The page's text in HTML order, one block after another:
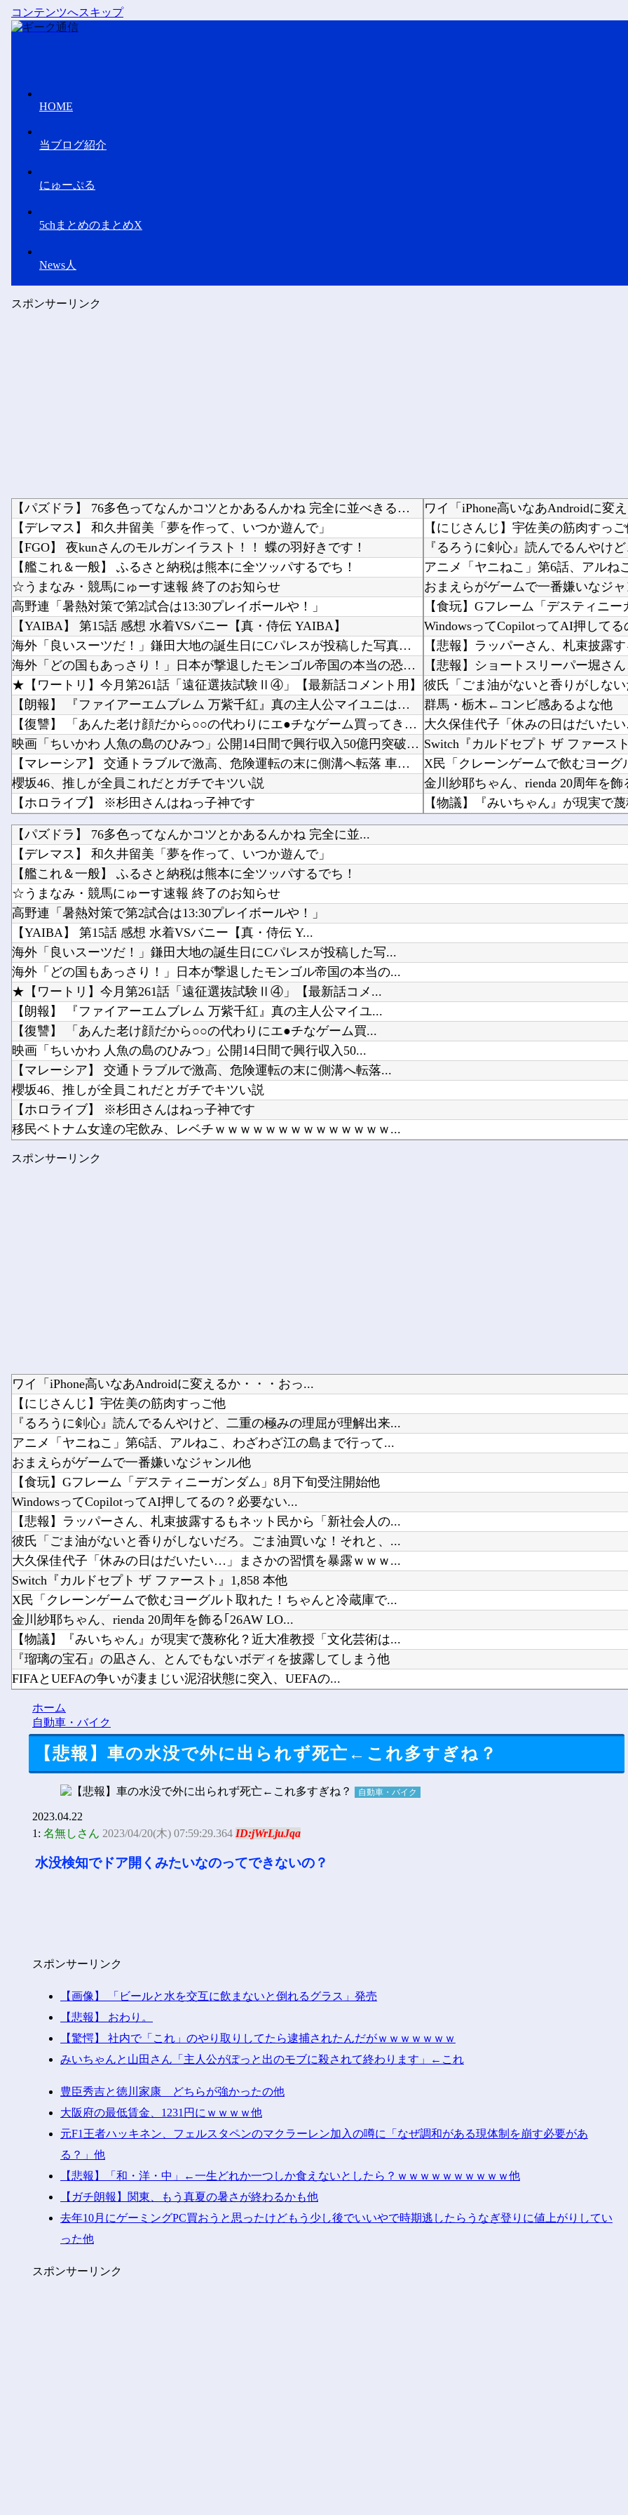
コンテンツへスキップ
HOME
当ブログ紹介
にゅーぷる
5chまとめのまとめX
News人
スポンサーリンク
【パズドラ】 76多色ってなんかコツとかあるんかね 完全に並べきるには15秒では足りないわ
【デレマス】 和久井留美「夢を作って、いつか遊んで」
【FGO】 夜kunさんのモルガンイラスト！！ 蝶の羽好きです！
【艦これ＆一般】 ふるさと納税は熊本に全ツッパするでち！
☆うまなみ・競馬にゅーす速報 終了のお知らせ
高野連「暑熱対策で第2試合は13:30プレイボールや！」
【YAIBA】 第15話 感想 水着VSバニー【真・侍伝 YAIBA】
海外「良いスーツだ！」鎌田大地の誕生日にCパレスが投稿した写真に海外大騒ぎ！（海外の反応）
海外「どの国もあっさり！」日本が撃退したモンゴル帝国の本当の恐ろしさに海外が大騒ぎ
★【ワートリ】今月第261話「遠征選抜試験Ⅱ④」【最新話コメント用】
【朗報】 『ファイアーエムブレム 万紫千紅』真の主人公マイユニはキャラメイクが可能
【復讐】 「あんた老け顔だから○○の代わりにエ●チなゲーム買ってきてあげてよ」と言われて弟...
映画「ちいかわ 人魚の島のひみつ」公開14日間で興行収入50億円突破 最終興収102.8億...
【マレーシア】 交通トラブルで激高、危険運転の末に側溝へ転落 車は大破、男に重い法的責任も
櫻坂46、推しが全員これだとガチでキツい説
【ホロライブ】 ※杉田さんはねっ子神です
移民ベトナム女達の宅飲み、レベチｗｗｗｗｗｗｗｗｗｗｗｗｗｗｗｗｗｗｗｗｗｗｗｗ
F1ハンガリーGPのアストンマーチンの改善にパパストロール興奮「工場の男子＆女子の努力のお...
【熊本】 飲食店の床から「温水が噴出」…温度は40℃程度、熱いお湯が湧き出している模様
Powered by livedoor 相互RSS
【にじさんじ】宇佐美の筋肉すっ
おまえらがゲームで一番嫌いなジ
【食玩】Gフレーム「デスティニ
WindowsってCopilotってAI押して
群馬・栃木←コンビ感あるよな他
大久保佳代子「休みの日はだいた
Switch『カルドセプト ザ ファース
『瑠璃の宝石』の凪さん、とんで
【ウマ娘】ルラちは、あの性格で
【Vtuber】中日5位うおおおおおお
【パズドラ】 76多色ってなんかコツとかあるんかね 完全に並...
【デレマス】 和久井留美「夢を作って、いつか遊んで」
【艦これ＆一般】 ふるさと納税は熊本に全ツッパするでち！
☆うまなみ・競馬にゅーす速報 終了のお知らせ
高野連「暑熱対策で第2試合は13:30プレイボールや！」
【YAIBA】 第15話 感想 水着VSバニー【真・侍伝 Y...
海外「良いスーツだ！」鎌田大地の誕生日にCパレスが投稿した写...
海外「どの国もあっさり！」日本が撃退したモンゴル帝国の本当の...
★【ワートリ】今月第261話「遠征選抜試験Ⅱ④」【最新話コメ...
【朗報】 『ファイアーエムブレム 万紫千紅』真の主人公マイユ...
【復讐】 「あんた老け顔だから○○の代わりにエ●チなゲーム買...
映画「ちいかわ 人魚の島のひみつ」公開14日間で興行収入50...
【マレーシア】 交通トラブルで激高、危険運転の末に側溝へ転落...
櫻坂46、推しが全員これだとガチでキツい説
【ホロライブ】 ※杉田さんはねっ子神です
移民ベトナム女達の宅飲み、レベチｗｗｗｗｗｗｗｗｗｗｗｗｗｗ...
【熊本】 飲食店の床から「温水が噴出」…温度は40℃程度、熱...
スポンサーリンク
ワイ「iPhone高いなあAndroidに変えるか・・・おっ...
【にじさんじ】宇佐美の筋肉すっご他
『るろうに剣心』読んでるんやけど、二重の極みの理屈が理解出来...
アニメ「ヤニねこ」第6話、アルねこ、わざわざ江の島まで行って...
おまえらがゲームで一番嫌いなジャンル他
【食玩】Gフレーム「デスティニーガンダム」8月下旬受注開始他
WindowsってCopilotってAI押してるの？必要ない...
【悲報】ラッパーさん、札束披露するもネット民から「新社会人の...
彼氏「ごま油がないと香りがしないだろ。ごま油買いな！それと、...
大久保佳代子「休みの日はだいたい…」まさかの習慣を暴露ｗｗｗ...
Switch『カルドセプト ザ ファースト』1,858 本他
X民「クレーンゲームで飲むヨーグルト取れた！ちゃんと冷蔵庫で...
金川紗耶ちゃん、rienda 20周年を飾る｢26AW LO...
【物議】『みいちゃん』が現実で蔑称化？近大准教授「文化芸術は...
『瑠璃の宝石』の凪さん、とんでもないボディを披露してしまう他
FIFAとUEFAの争いが凄まじい泥沼状態に突入、UEFAの...
【Vtuber】中日5位うおおおおおおおおおおおおおおおお他
ホーム
自動車・バイク
【悲報】車の水没で外に出られず死亡←これ多すぎね？
自動車・バイク
2023.04.22
1: 名無しさん 2023/04/20(木) 07:59:29.364 ID:jWrLjuJqa
水没検知でドア開くみたいなのってできないの？
スポンサーリンク
【画像】 「ビールと水を交互に飲まないと倒れるグラス」発売
【悲報】 おわり。
【驚愕】 社内で「これ」のやり取りしてたら逮捕されたんだがｗｗｗｗｗｗｗ
みいちゃんと山田さん「主人公がぽっと出のモブに殺されて終わります」←これ
豊臣秀吉と徳川家康 どちらが強かったの他
大阪府の最低賃金、1231円にｗｗｗｗ他
元F1王者ハッキネン、フェルスタペンのマクラーレン加入の噂に「なぜ調和がある現体制を崩す必要があ
る？」他
【悲報】「和・洋・中」←一生どれか一つしか食えないとしたら？ｗｗｗｗｗｗｗｗｗｗ他
【ガチ朗報】関東、もう真夏の暑さが終わるかも他
去年10月にゲーミングPC買おうと思ったけどもう少し後でいいやで時期逃したらうなぎ登りに値上がりしてい
った他
スポンサーリンク